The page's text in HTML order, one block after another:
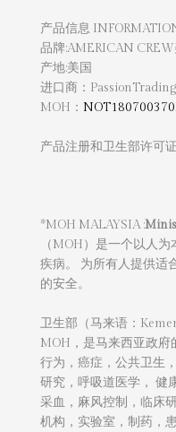
产品信息
品牌:AMERICAN
产地:美国
进口商：PassionTrading
MOH：
产品注册和卫生部许可
*MOH MALAYSIA :
（MOH）是一个以人
疾病。 为所有人提供适
的安全。
卫生部（马来语：
MOH，是马来西亚政府
行为，癌症，公共卫生
研究，呼吸道医学， 健
采血，麻风控制，临床
机构，实验室，制药，患